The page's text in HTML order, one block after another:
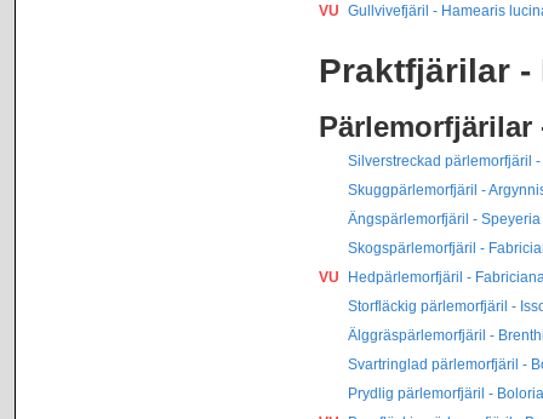
VU Gullvivefjäril - Hamearis
Praktfjärilar -
Pärlemorfjärilar
Silverstreckad pärlemorfjäril
Skuggpärlemorfjäril -
Ängspärlemorfjäril -
Skogspärlemorfjäril -
VU
Hedpärlemorfjäril -
Storfläckig pärlemorfjäril -
Älggräspärlemorfjäril -
Svartringlad pärlemorfjäril -
Prydlig pärlemorfjäril -